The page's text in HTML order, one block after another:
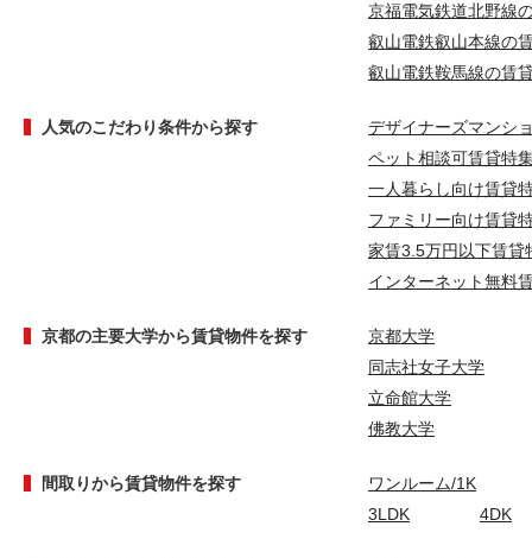
京福電気鉄道北野線
叡山電鉄叡山本線の
叡山電鉄鞍馬線の賃
人気のこだわり条件から探す
デザイナーズマンシ
ペット相談可賃貸特
一人暮らし向け賃貸
ファミリー向け賃貸
家賃3.5万円以下賃貸
インターネット無料
京都の主要大学から賃貸物件を探す
京都大学
同志社女子大学
立命館大学
佛教大学
間取りから賃貸物件を探す
ワンルーム/1K
3LDK
4DK